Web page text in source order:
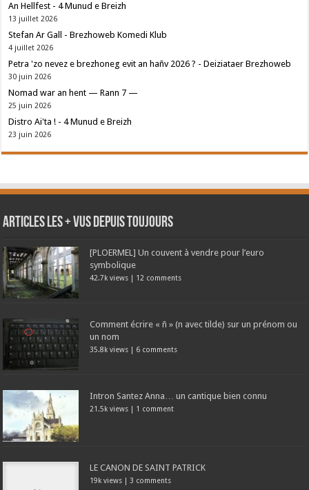
An Hellfest - 4 Munud e Breizh
13 juillet 2026
Stefan Ar Gall - Brezhoweb Komedi Klub
4 juillet 2026
Petra 'zo nevez e brezhoneg evit an hañv 2026 ? - Deiziataer Brezhoweb
30 juin 2026
Nomad war an hent — Rann 7 —
25 juin 2026
Distro Ai'ta ! - 4 Munud e Breizh
23 juin 2026
Articles les + vus depuis toujours
[PLOERMEL] Un couvent à vendre pour l’euro
symbolique
42.7k views | 12 comments
Comment écrire « ñ » (n avec tilde) sur un prénom ou
un nom
35.8k views | 6 comments
Intron Santez Anna… un cantique bien connu
21.5k views | 1 comment
LE CANON DE SAINT PATRICK
19k views | 3 comments